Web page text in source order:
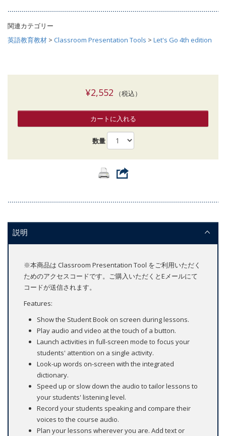
関連カテゴリー
英語教育教材 > Classroom Presentation Tools > Let's Go 4th edition
¥2,552 （税込）
カートに入れる
数量
説明
※本商品は Classroom Presentation Tool をご利用いただく
ためのアクセスコードです。ご購入いただくとEメールにて
コードが送信されます。
Features:
Show the Student Book on screen during lessons.
Play audio and video at the touch of a button.
Launch activities in full-screen mode to focus your
students' attention on a single activity.
Look-up words on-screen with the integrated
dictionary.
Speed up or slow down the audio to tailor lessons to
your students' listening level.
Record your students speaking and compare their
voices to the course audio.
Plan your lessons wherever you are. Add text or